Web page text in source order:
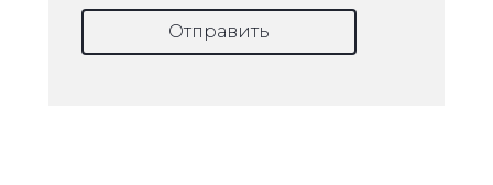
Отправить